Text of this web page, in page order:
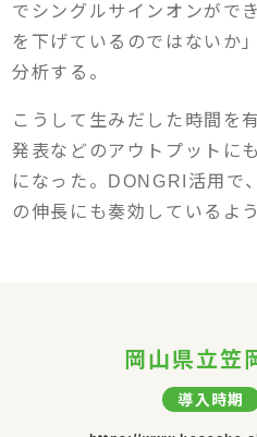
でシングルサインオンがで
を下げているのではないか
分析する。
こうして生みだした時間を
発表などのアウトプットに
になった。DONGRI活用で
の伸長にも奏効しているよ
岡山県立笠
導入時期